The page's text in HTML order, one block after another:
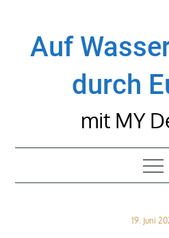
contentAuf
durch
mit MY
Posted
19. Juni